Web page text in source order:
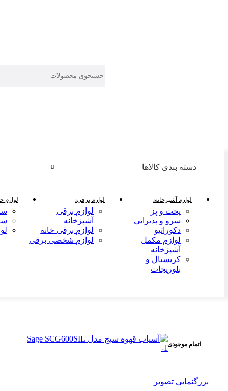
دسته بندی کالاها
لوازم آشپزخانه
پخت و پز
سرو و پذیرایی
دکوراتیو
لوازم مکمل
آشپزخانه
کریستال و
بلوریجات
لوازم برقی
لوازم برقی
آشپزخانه
لوازم برقی خانه
لوازم شخصی برقی
لوازم
اتمام موجودی
بزرگنمایی تصویر